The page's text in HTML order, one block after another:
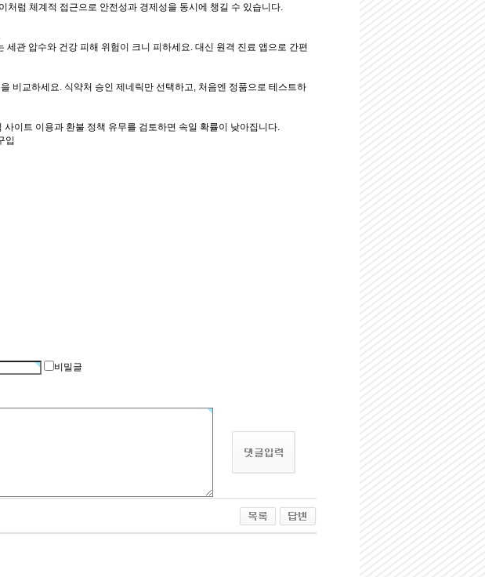
럼 체계적 접근으로 안전성과 경제성을 동시에 챙길 수 있습니다.
관 압수와 건강 피해 위험이 크니 피하세요. 대신 원격 진료 앱으로 간편
비교하세요. 식약처 승인 제네릭만 선택하고, 처음엔 정품으로 테스트하
이트 이용과 환불 정책 유무를 검토하면 속일 확률이 낮아집니다.
입
비밀글